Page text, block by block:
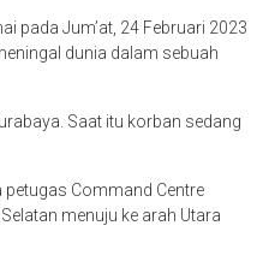
pada Jum’at, 24 Februari 2023
dunia dalam sebuah
Saat itu korban sedang
Command Centre
menuju ke arah Utara